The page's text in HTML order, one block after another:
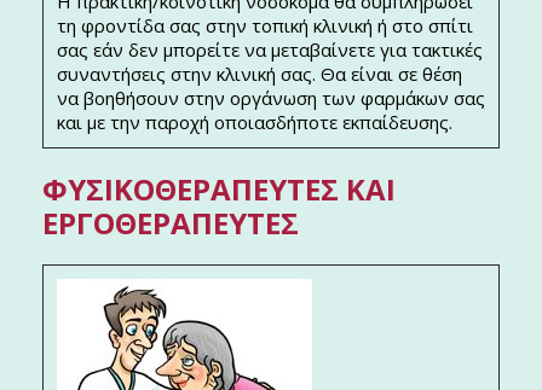
τη φροντίδα σας στην τοπική κλινική ή στο σπίτι
σας εάν δεν μπορείτε να μεταβαίνετε για τακτικές
συναντήσεις στην κλινική σας. Θα είναι σε θέση
να βοηθήσουν στην οργάνωση των φαρμάκων σας
και με την παροχή οποιασδήποτε εκπαίδευσης.
ΦΥΣΙΚΟΘΕΡΑΠΕΥΤΈΣ ΚΑΙ
ΕΡΓΟΘΕΡΑΠΕΥΤΈΣ